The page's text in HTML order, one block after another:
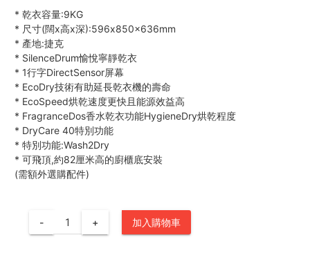
* 乾衣容量:9KG
* 尺寸(闊x高x深):596x850x636mm
* 產地:捷克
* SilenceDrum愉悅寧靜乾衣
* 1行字DirectSensor屏幕
* EcoDry技術有助延長乾衣機的壽命
* EcoSpeed烘乾速度更快且能源效益高
* FragranceDos香水乾衣功能HygieneDry烘乾程度
* DryCare 40特別功能
* 特別功能:Wash2Dry
* 可飛頂,約82厘米高的廚櫃底安裝
(需額外選購配件)
- + 加入購物車